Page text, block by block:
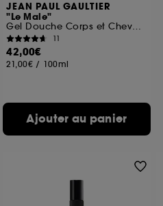
JEAN PAUL GAULTIER
"Le Male"
Gel Douche Corps et Cheveux
11
42,00€
21,00€ / 100ml
Ajouter au panier